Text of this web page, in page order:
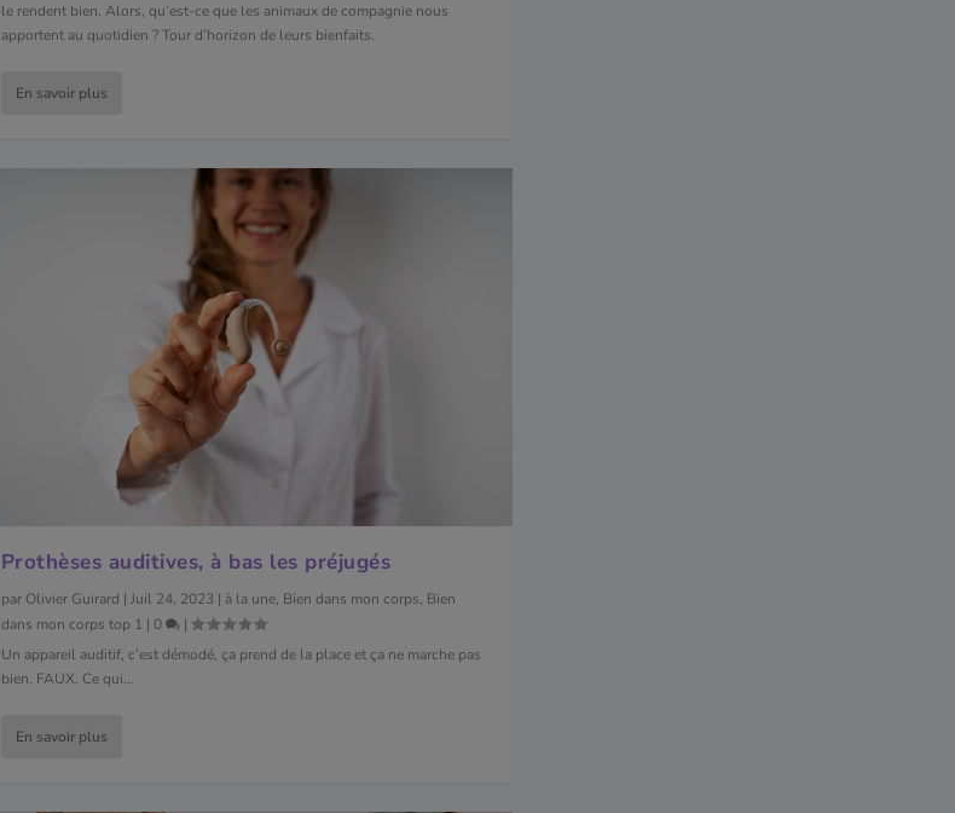
le rendent bien. Alors, qu’est-ce que les animaux de compagnie nous
apportent au quotidien ? Tour d’horizon de leurs bienfaits.
En savoir plus
Prothèses auditives, à bas les préjugés
par Olivier Guirard | Juil 24, 2023 | à la une, Bien dans mon corps, Bien
dans mon corps top 1 | 0
|
Un appareil auditif, c’est démodé, ça prend de la place et ça ne marche pas
bien. FAUX. Ce qui...
En savoir plus